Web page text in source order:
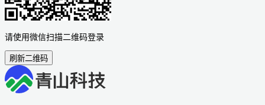
请使用微信扫描二维码登录
刷新二维码